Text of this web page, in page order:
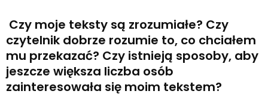
Czy moje teksty są zrozumiałe? Czy
czytelnik dobrze rozumie to, co chciałem
mu przekazać? Czy istnieją sposoby, aby
jeszcze większa liczba osób
zainteresowała się moim tekstem?